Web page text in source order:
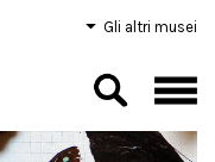
Gli altri musei